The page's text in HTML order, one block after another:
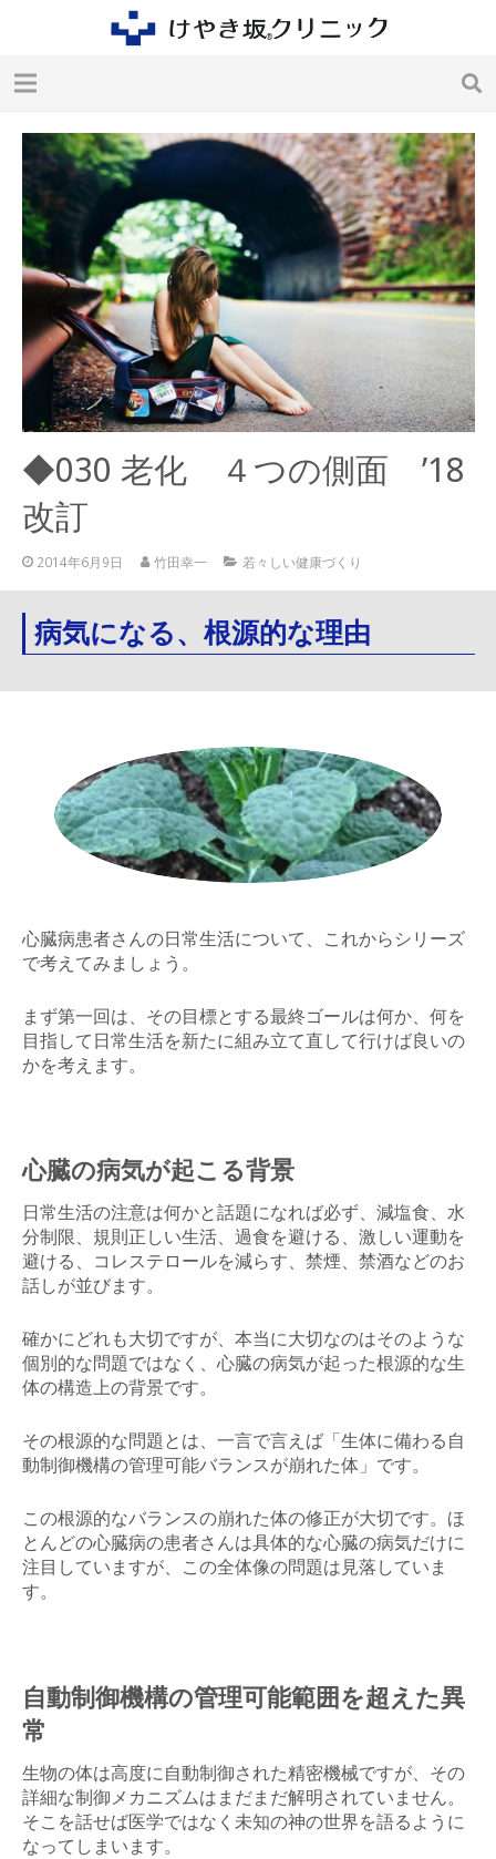
◆030 老化 ４つの側面 ’18
改訂
2014年6月9日 竹田幸一 若々しい健康づくり
病気になる、根源的な理由
心臓病患者さんの日常生活について、これからシリーズ
で考えてみましょう。
まず第一回は、その目標とする最終ゴールは何か、何を
目指して日常生活を新たに組み立て直して行けば良いの
かを考えます。
心臓の病気が起こる背景
日常生活の注意は何かと話題になれば必ず、減塩食、水
分制限、規則正しい生活、過食を避ける、激しい運動を
避ける、コレステロールを減らす、禁煙、禁酒などのお
話しが並びます。
確かにどれも大切ですが、本当に大切なのはそのような
個別的な問題ではなく、心臓の病気が起った根源的な生
体の構造上の背景です。
その根源的な問題とは、一言で言えば「生体に備わる自
動制御機構の管理可能バランスが崩れた体」です。
この根源的なバランスの崩れた体の修正が大切です。ほ
とんどの心臓病の患者さんは具体的な心臓の病気だけに
注目していますが、この全体像の問題は見落していま
す。
自動制御機構の管理可能範囲を超えた異
常
生物の体は高度に自動制御された精密機械ですが、その
詳細な制御メカニズムはまだまだ解明されていません。
そこを話せば医学ではなく未知の神の世界を語るように
なってしまいます。